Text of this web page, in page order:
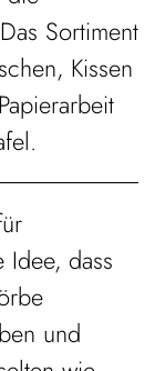
Sortiment
Kissen
dass
und